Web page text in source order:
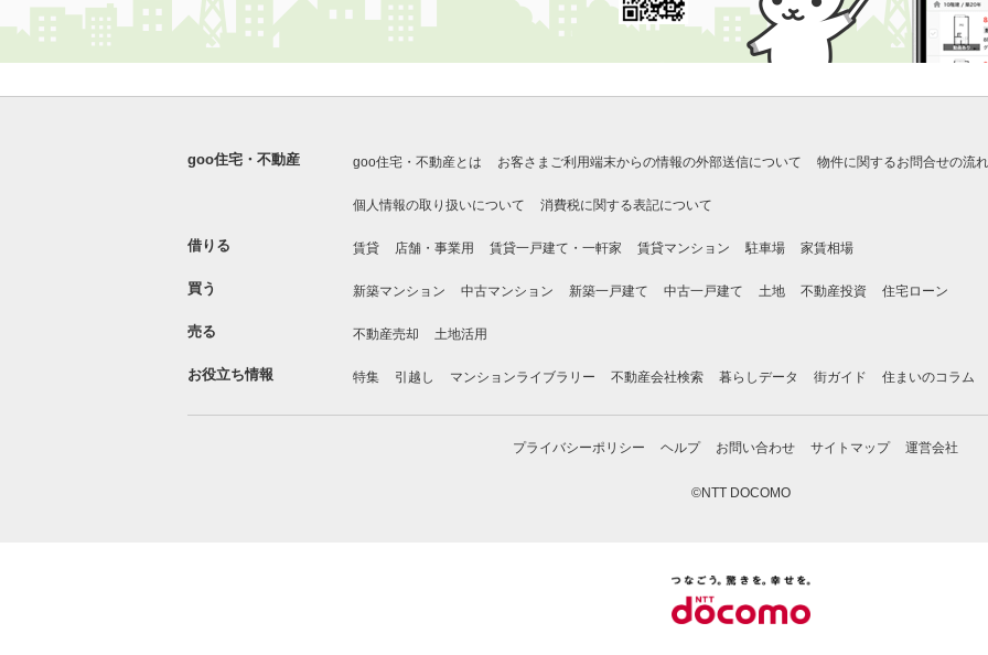
goo住宅・不動産 goo住宅・不動産とは お客さまご利用端末からの情報の外部送信について 物件に関するお問合せの流れ
個人情報の取り扱いについて 消費税に関する表記について
借りる 賃貸 店舗・事業用 賃貸一戸建て・一軒家 賃貸マンション 駐車場 家賃相場
買う 新築マンション 中古マンション 新築一戸建て 中古一戸建て 土地 不動産投資 住宅ローン
売る 不動産売却 土地活用
お役立ち情報 特集 引越し マンションライブラリー 不動産会社検索 暮らしデータ 街ガイド 住まいのコラム
プライバシーポリシー ヘルプ お問い合わせ サイトマップ 運営会社
©NTT DOCOMO